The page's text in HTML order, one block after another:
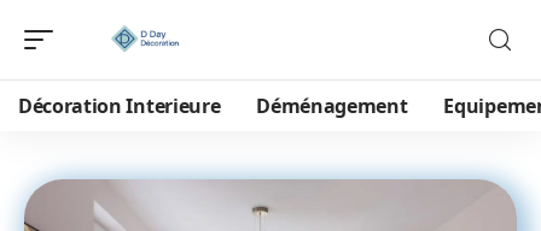
Décoration Interieure Déménagement